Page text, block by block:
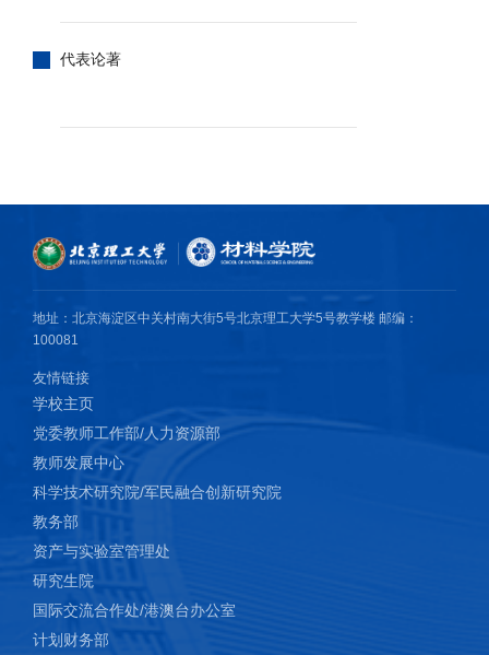
代表论著
地址：北京海淀区中关村南大街5号北京理工大学5号教学楼 邮编：
100081
友情链接
学校主页
党委教师工作部/人力资源部
教师发展中心
科学技术研究院/军民融合创新研究院
教务部
资产与实验室管理处
研究生院
国际交流合作处/港澳台办公室
计划财务部